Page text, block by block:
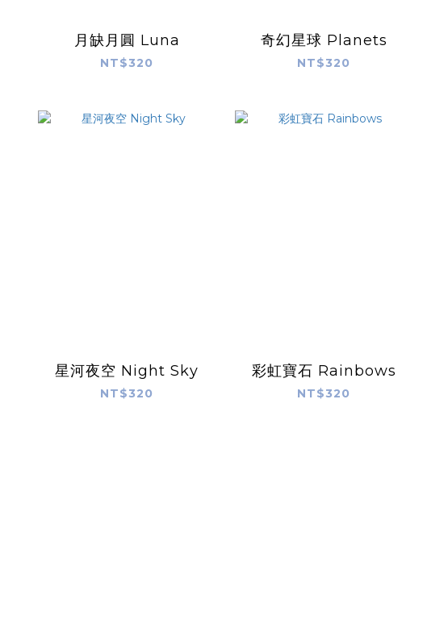
月缺月圓 Luna
NT$320
奇幻星球 Planets
NT$320
星河夜空 Night Sky
NT$320
彩虹寶石 Rainbows
NT$320